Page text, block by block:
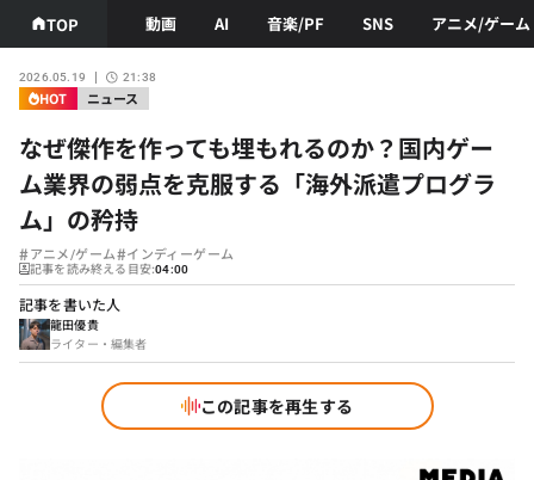
TOP 動画 AI 音楽/PF SNS アニメ/ゲーム
HOT ニュース
2026.05.19 21:38
なぜ傑作を作っても埋もれるのか？国内ゲー
ム業界の弱点を克服する「海外派遣プログラ
ム」の矜持
#アニメ/ゲーム#インディーゲーム
記事を読み終える目安:04:00
記事を書いた人
龍田優貴
ライター・編集者
この記事を再生する